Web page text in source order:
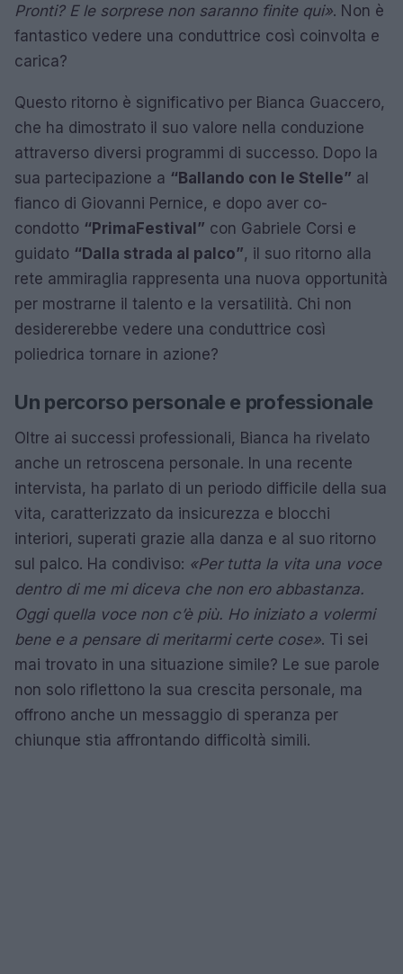
Pronti? E le sorprese non saranno finite qui». Non è
fantastico vedere una conduttrice così coinvolta e
carica?
Questo ritorno è significativo per Bianca Guaccero,
che ha dimostrato il suo valore nella conduzione
attraverso diversi programmi di successo. Dopo la
sua partecipazione a “Ballando con le Stelle” al
fianco di Giovanni Pernice, e dopo aver co-
condotto “PrimaFestival” con Gabriele Corsi e
guidato “Dalla strada al palco”, il suo ritorno alla
rete ammiraglia rappresenta una nuova opportunità
per mostrarne il talento e la versatilità. Chi non
desidererebbe vedere una conduttrice così
poliedrica tornare in azione?
Un percorso personale e professionale
Oltre ai successi professionali, Bianca ha rivelato
anche un retroscena personale. In una recente
intervista, ha parlato di un periodo difficile della sua
vita, caratterizzato da insicurezza e blocchi
interiori, superati grazie alla danza e al suo ritorno
sul palco. Ha condiviso: «Per tutta la vita una voce
dentro di me mi diceva che non ero abbastanza.
Oggi quella voce non c’è più. Ho iniziato a volermi
bene e a pensare di meritarmi certe cose». Ti sei
mai trovato in una situazione simile? Le sue parole
non solo riflettono la sua crescita personale, ma
offrono anche un messaggio di speranza per
chiunque stia affrontando difficoltà simili.